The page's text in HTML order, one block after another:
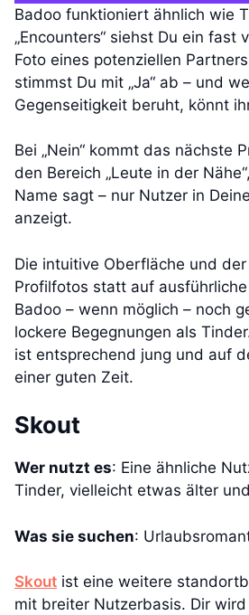
Badoo funktioniert ähnlich wie
„Encounters“ siehst Du ein fast
Foto eines potenziellen
stimmst Du mit „Ja“ ab – und
Gegenseitigkeit beruht, könnt
Bei „Nein“ kommt das nächste
den Bereich „Leute in der
Name sagt – nur Nutzer in
anzeigt.
Die intuitive Oberfläche und
Profilfotos statt auf
Badoo – wenn möglich – noch
lockere Begegnungen als
ist entsprechend jung und auf
einer guten Zeit.
Skout
Wer nutzt es: Eine ähnliche
Tinder, vielleicht etwas älter
Was sie suchen:
Skout ist eine weitere
mit breiter Nutzerbasis. Dir wird